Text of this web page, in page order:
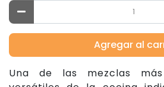
Agregar al
Una de las mezclas